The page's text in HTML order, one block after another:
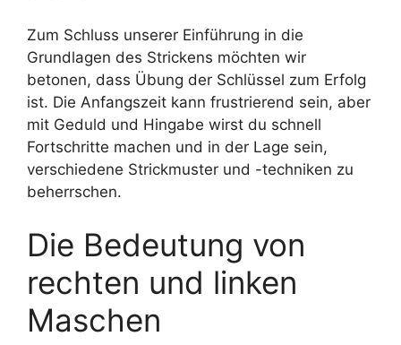
Zum Schluss unserer Einführung in die
Grundlagen des Strickens möchten wir
betonen, dass Übung der Schlüssel zum Erfolg
ist. Die Anfangszeit kann frustrierend sein, aber
mit Geduld und Hingabe wirst du schnell
Fortschritte machen und in der Lage sein,
verschiedene Strickmuster und -techniken zu
beherrschen.
Die Bedeutung von
rechten und linken
Maschen